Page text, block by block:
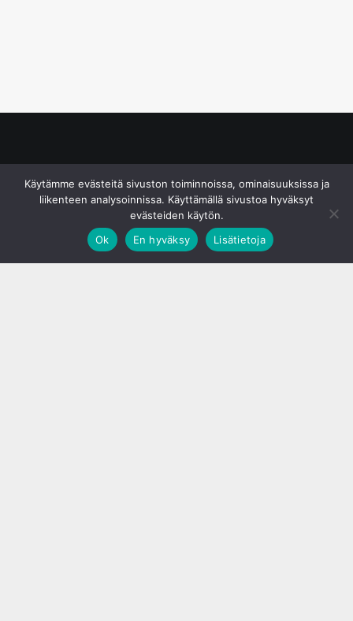
Käytämme evästeitä sivuston toiminnoissa, ominaisuuksissa ja
liikenteen analysoinnissa. Käyttämällä sivustoa hyväksyt
evästeiden käytön.
Ok
En hyväksy Lisätietoja